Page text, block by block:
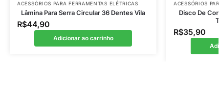
ACESSÓRIOS PARA FERRAMENTAS ELÉTRICAS
Lâmina Para Serra Circular 36 Dentes Vila
R$44,90
Adicionar ao carrinho
ACESSÓRIOS
Disco De
R$35,90